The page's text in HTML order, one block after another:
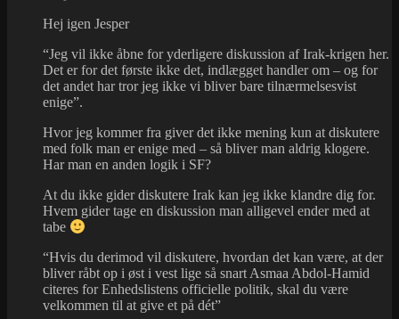
Hej igen Jesper
“Jeg vil ikke åbne for yderligere diskussion af Irak-krigen her.
Det er for det første ikke det, indlægget handler om – og for
det andet har tror jeg ikke vi bliver bare tilnærmelsesvist
enige”.
Hvor jeg kommer fra giver det ikke mening kun at diskutere
med folk man er enige med – så bliver man aldrig klogere.
Har man en anden logik i SF?
At du ikke gider diskutere Irak kan jeg ikke klandre dig for.
Hvem gider tage en diskussion man alligevel ender med at
tabe
“Hvis du derimod vil diskutere, hvordan det kan være, at der
bliver råbt op i øst i vest lige så snart Asmaa Abdol-Hamid
citeres for Enhedslistens officielle politik, skal du være
velkommen til at give et på dét”